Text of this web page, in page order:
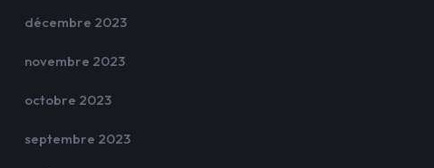
décembre 2023
novembre 2023
octobre 2023
septembre 2023